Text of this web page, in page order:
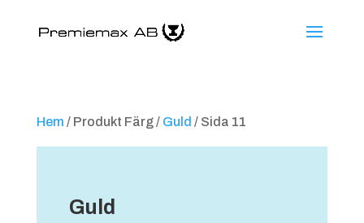
Hem / Produkt Färg / Guld / Sida 11
Guld